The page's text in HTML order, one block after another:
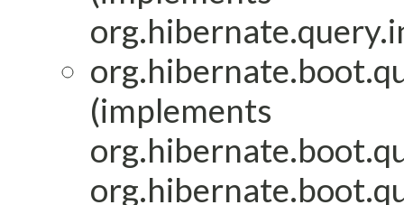
(implements